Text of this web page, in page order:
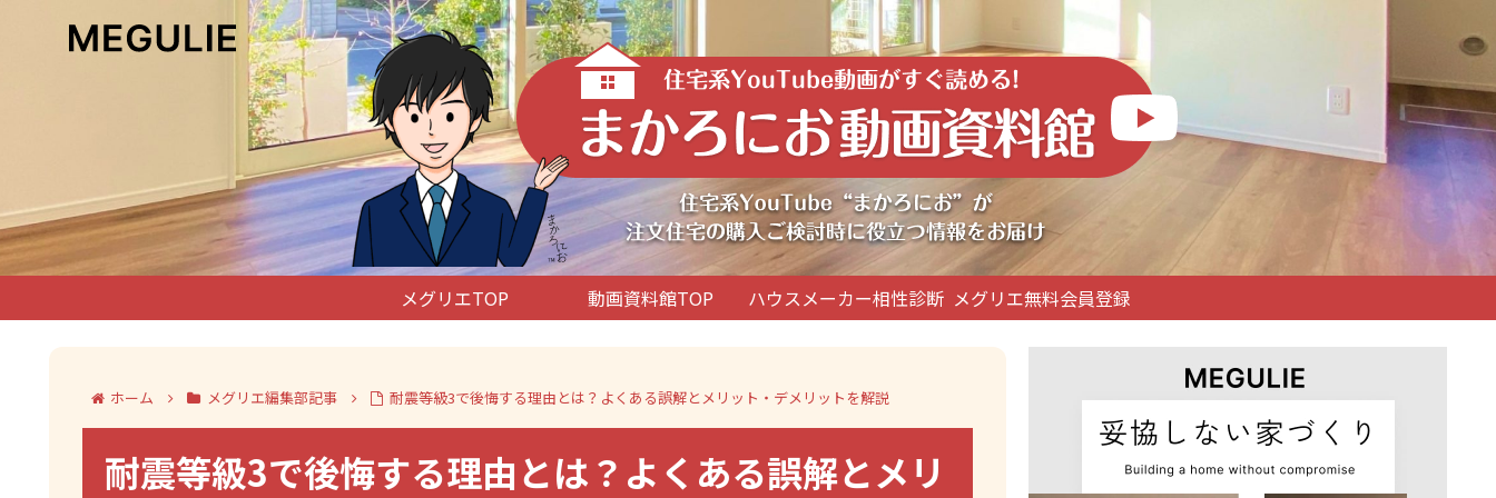
メグリエTOP 動画資料館TOP ハウスメーカー相性診断 メグリエ無料会員登録
ホーム メグリエ編集部記事 耐震等級3で後悔する理由とは？よくある誤解とメリット・デメリットを解説
耐震等級3で後悔する理由とは？よくある誤解とメリ